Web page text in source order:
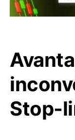
Stop-